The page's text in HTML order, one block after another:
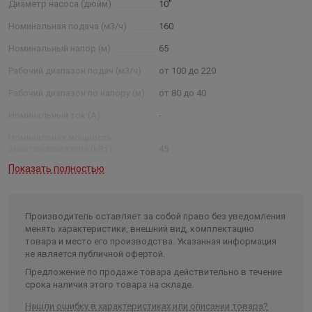
обозначения: 2ЭЦВ 8- 40-120 нрк; 2 –
модернизированный тип агрегата ЭЦВ —тип агрегата; 8
— условный диаметр насоса в дюймах ; 40 —
номинальная подача, м3 /ч: 120 —номинальный напор в
метрах водяного столба, нрк — нержавеющие рабочие
колеса, нро — нержавеющие рабочие органы (рабочие
Диаметр насоса (дюйм) 10"
Номинальная подача (м3/ч) 160
Номинальный напор (м) 65
Рабочий диапазон подач (м3/ч) от 100 до 220
Рабочий диапазон по напору (м) от 80 до 40
-
45
Условный диаметр насоса
Внутренний диаметр обсадной
трубы скважины не менее/не
более (мм)
250/301
Частота, (Гц) 50
Показать полностью
Производитель оставляет за собой право без уведомления
менять характеристики, внешний вид, комплектацию
товара и место его производства. Указанная информация
не является публичной офертой.
Предложение по продаже товара действительно в течение
срока наличия этого товара на складе.
Нашли ошибку в характеристиках или описании товара?